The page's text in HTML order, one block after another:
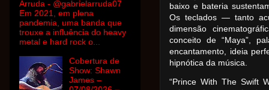
baixo e bateria
Os teclados — tanto
dimensão
conceito de “Maya”,
encantamento, ideia
hipnótica da música.
“Prince With The Swift
Arruda - @gabrielarruda07
Em 2021, em plena
pandemia, uma banda que
trouxe a influência do heavy
metal e hard rock o...
Cobertura de
Show: Shawn
James –